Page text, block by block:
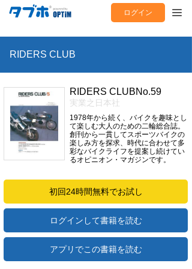
ログイン
RIDERS CLUB
RIDERS CLUBNo.59
実業之日本社
1978年から続く、バイクを趣味とし
て楽しむ大人のための二輪総合誌。
創刊から一貫してスポーツバイクの
楽しみ方を探求、時代に合わせて多
彩なバイクライフを提案し続けてい
るオピニオン・マガジンです。
初回24時間無料でお試し
ログインして書籍を読む
アプリでこの書籍を読む